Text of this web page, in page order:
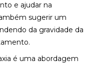
e ajudar na
sugerir um
da gravidade da
é uma abordagem
A SAÚDE